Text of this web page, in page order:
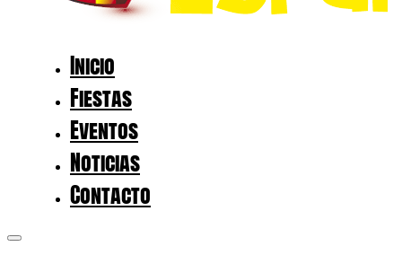
Inicio
Fiestas
Eventos
Noticias
Contacto